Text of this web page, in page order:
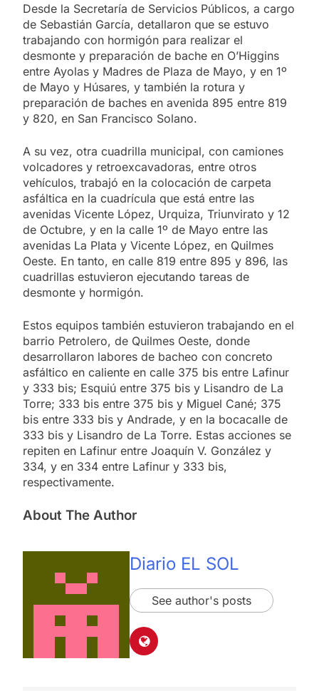
Desde la Secretaría de Servicios Públicos, a cargo
de Sebastián García, detallaron que se estuvo
trabajando con hormigón para realizar el
desmonte y preparación de bache en O’Higgins
entre Ayolas y Madres de Plaza de Mayo, y en 1º
de Mayo y Húsares, y también la rotura y
preparación de baches en avenida 895 entre 819
y 820, en San Francisco Solano.
A su vez, otra cuadrilla municipal, con camiones
volcadores y retroexcavadoras, entre otros
vehículos, trabajó en la colocación de carpeta
asfáltica en la cuadrícula que está entre las
avenidas Vicente López, Urquiza, Triunvirato y 12
de Octubre, y en la calle 1º de Mayo entre las
avenidas La Plata y Vicente López, en Quilmes
Oeste. En tanto, en calle 819 entre 895 y 896, las
cuadrillas estuvieron ejecutando tareas de
desmonte y hormigón.
Estos equipos también estuvieron trabajando en el
barrio Petrolero, de Quilmes Oeste, donde
desarrollaron labores de bacheo con concreto
asfáltico en caliente en calle 375 bis entre Lafinur
y 333 bis; Esquiú entre 375 bis y Lisandro de La
Torre; 333 bis entre 375 bis y Miguel Cané; 375
bis entre 333 bis y Andrade, y en la bocacalle de
333 bis y Lisandro de La Torre. Estas acciones se
repiten en Lafinur entre Joaquín V. González y
334, y en 334 entre Lafinur y 333 bis,
respectivamente.
About The Author
Diario EL SOL
See author's posts